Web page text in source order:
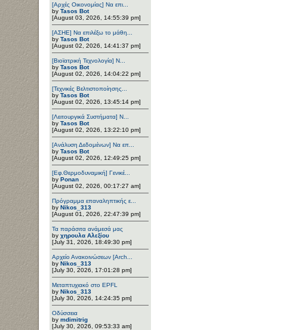
[Αρχές Οικονομίας] Να επι...
by Tasos Bot
[August 03, 2026, 14:55:39 pm]
[ΑΣΗΕ] Να επιλέξω το μάθη...
by Tasos Bot
[August 02, 2026, 14:41:37 pm]
[Βιοϊατρική Τεχνολογία] Ν...
by Tasos Bot
[August 02, 2026, 14:04:22 pm]
[Τεχνικές Βελτιστοποίησης...
by Tasos Bot
[August 02, 2026, 13:45:14 pm]
[Λειτουργικά Συστήματα] Ν...
by Tasos Bot
[August 02, 2026, 13:22:10 pm]
[Ανάλυση Δεδομένων] Να επ...
by Tasos Bot
[August 02, 2026, 12:49:25 pm]
[Εφ.Θερμοδυναμική] Γενικέ...
by Ponan
[August 02, 2026, 00:17:27 am]
Πρόγραμμα επαναληπτικής ε...
by Nikos_313
[August 01, 2026, 22:47:39 pm]
Τα παράσιτα ανάμεσά μας
by χηρουλα Αλεξίου
[July 31, 2026, 18:49:30 pm]
Αρχείο Ανακοινώσεων [Arch...
by Nikos_313
[July 30, 2026, 17:01:28 pm]
Μεταπτυχιακό στο EPFL
by Nikos_313
[July 30, 2026, 14:24:35 pm]
Οδύσσεια
by mdimitrig
[July 30, 2026, 09:53:33 am]